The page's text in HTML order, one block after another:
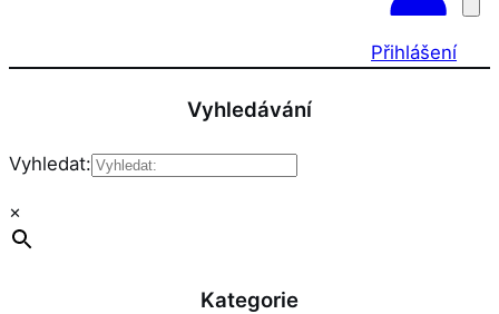
Přihlášení
Vyhledávání
Vyhledat:
×
Kategorie